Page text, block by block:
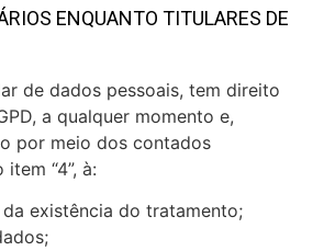
ENQUANTO TITULARES DE
de dados pessoais, tem direito
a qualquer momento e,
por meio dos contados
“4”, à:
da existência do tratamento;